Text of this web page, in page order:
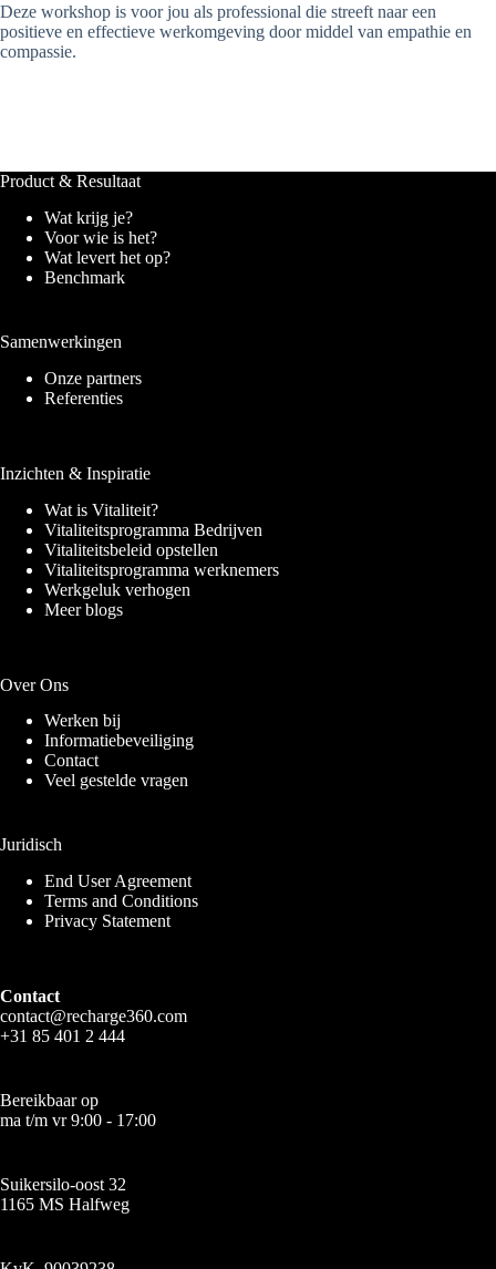
Deze workshop is voor jou als professional die streeft naar een
positieve en effectieve werkomgeving door middel van empathie en
compassie.
Product & Resultaat
Wat krijg je?
Voor wie is het?
Wat levert het op?
Benchmark
Samenwerkingen
Onze partners
Referenties
Inzichten & Inspiratie
Wat is Vitaliteit?
Vitaliteitsprogramma Bedrijven
Vitaliteitsbeleid opstellen
Vitaliteitsprogramma werknemers
Werkgeluk verhogen
Meer blogs
Over Ons
Werken bij
Informatiebeveiliging
Contact
Veel gestelde vragen
Juridisch
End User Agreement
Terms and Conditions
Privacy Statement
Contact
contact@recharge360.com
+31 85 401 2 444
Bereikbaar op
ma t/m vr 9:00 - 17:00
Suikersilo-oost 32
1165 MS Halfweg